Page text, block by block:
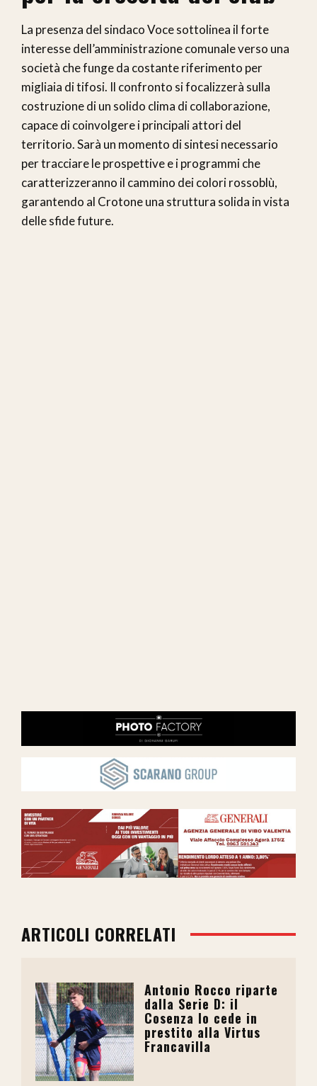
La presenza del sindaco Voce sottolinea il forte
interesse dell’amministrazione comunale verso una
società che funge da costante riferimento per
migliaia di tifosi. Il confronto si focalizzerà sulla
costruzione di un solido clima di collaborazione,
capace di coinvolgere i principali attori del
territorio. Sarà un momento di sintesi necessario
per tracciare le prospettive e i programmi che
caratterizzeranno il cammino dei colori rossoblù,
garantendo al Crotone una struttura solida in vista
delle sfide future.
ARTICOLI CORRELATI
Antonio Rocco riparte
dalla Serie D: il
Cosenza lo cede in
prestito alla Virtus
Francavilla